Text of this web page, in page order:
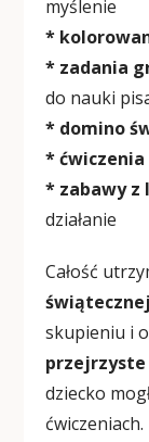
myślenie
*
* zadania
do nauki
* domino
* ćwiczenia
* zabawy z
działanie
Całość
skupieniu i
przejrzyste
dziecko
ćwiczeniach.